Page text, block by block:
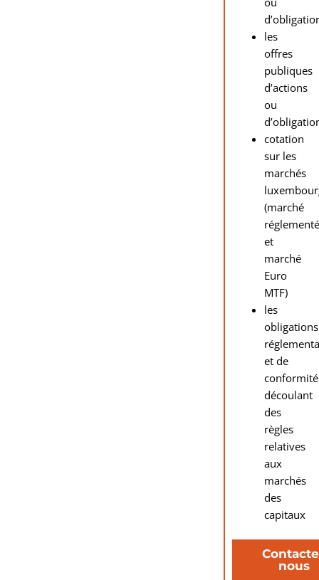
les
offres
publiques
d’actions
ou
cotation
sur les
marchés
(marché
et
marché
Euro
MTF)
les
obligations
et de
conformité
découlant
des
règles
relatives
aux
marchés
des
capitaux
nous